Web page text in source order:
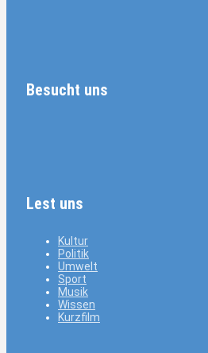
Besucht uns
Lest uns
Kultur
Politik
Umwelt
Sport
Musik
Wissen
Kurzfilm